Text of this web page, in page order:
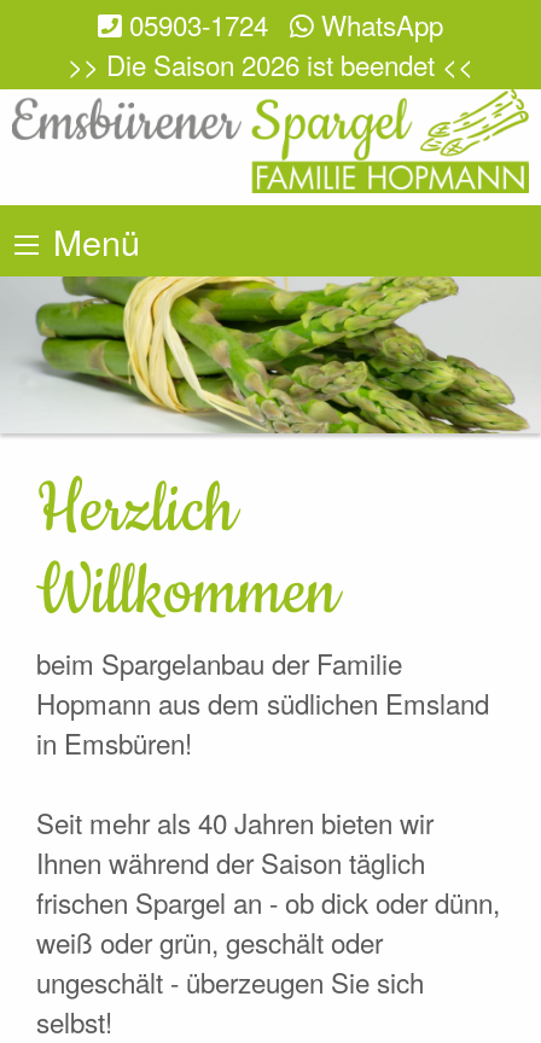
05903-1724
WhatsApp
>> Die Saison 2026 ist beendet <<
Menü
Herzlich
Willkommen
beim Spargelanbau der Familie
Hopmann aus dem südlichen Emsland
in Emsbüren!
Seit mehr als 40 Jahren bieten wir
Ihnen während der Saison täglich
frischen Spargel an - ob dick oder dünn,
weiß oder grün, geschält oder
ungeschält - überzeugen Sie sich
selbst!